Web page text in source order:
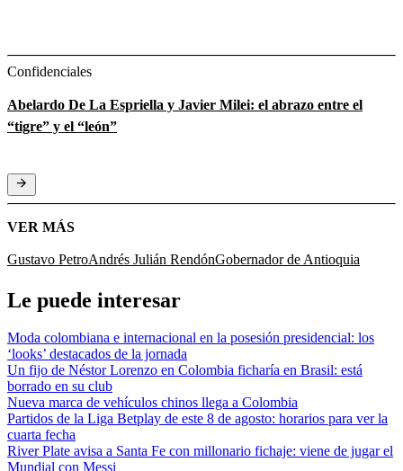
Confidenciales
Abelardo De La Espriella y Javier Milei: el abrazo entre el
“tigre” y el “león”
VER MÁS
Gustavo PetroAndrés Julián RendónGobernador de Antioquia
Le puede interesar
Moda colombiana e internacional en la posesión presidencial: los
‘looks’ destacados de la jornada
Un fijo de Néstor Lorenzo en Colombia ficharía en Brasil: está
borrado en su club
Nueva marca de vehículos chinos llega a Colombia
Partidos de la Liga Betplay de este 8 de agosto: horarios para ver la
cuarta fecha
River Plate avisa a Santa Fe con millonario fichaje: viene de jugar el
Mundial con Messi